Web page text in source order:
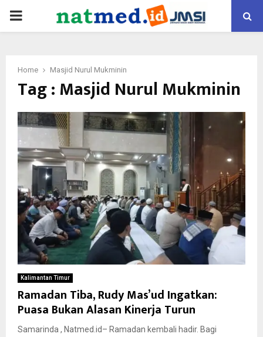
PRIMARY
Home Masjid Nurul Mukminin
Tag : Masjid Nurul Mukminin
Kalimantan Timur
Ramadan Tiba, Rudy Mas’ud Ingatkan:
Puasa Bukan Alasan Kinerja Turun
Samarinda , Natmed.id– Ramadan kembali hadir. Bagi